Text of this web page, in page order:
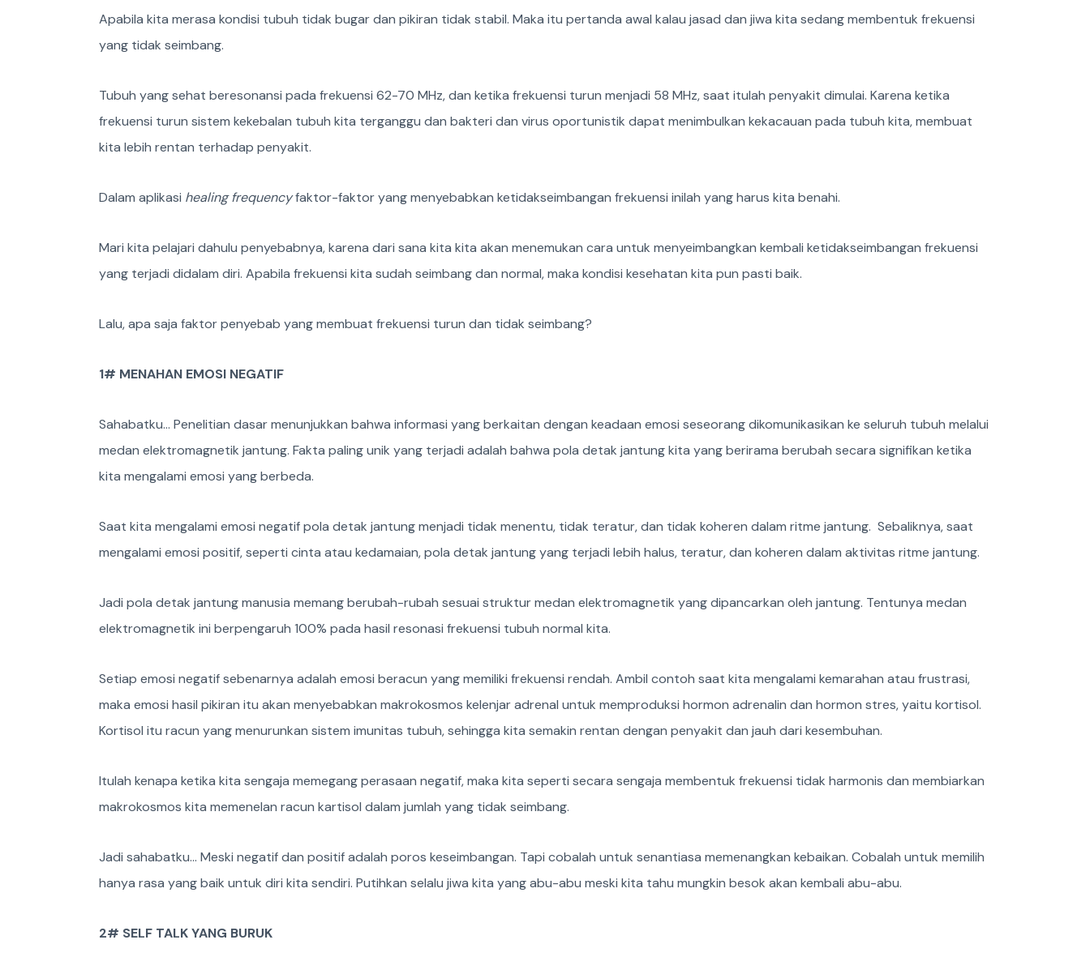
Apabila kita merasa kondisi tubuh tidak bugar dan pikiran tidak stabil. Maka itu pertanda awal kalau jasad dan jiwa kita sedang membentuk frekuensi
yang tidak seimbang.
Tubuh yang sehat beresonansi pada frekuensi 62-70 MHz, dan ketika frekuensi turun menjadi 58 MHz, saat itulah penyakit dimulai. Karena ketika
frekuensi turun sistem kekebalan tubuh kita terganggu dan bakteri dan virus oportunistik dapat menimbulkan kekacauan pada tubuh kita, membuat
kita lebih rentan terhadap penyakit.
Dalam aplikasi healing frequencyfaktor-faktor yang menyebabkan ketidakseimbangan frekuensi inilah yang harus kita benahi.
Mari kita pelajari dahulu penyebabnya, karena dari sana kita kita akan menemukan cara untuk menyeimbangkan kembali ketidakseimbangan frekuensi
yang terjadi didalam diri. Apabila frekuensi kita sudah seimbang dan normal, maka kondisi kesehatan kita pun pasti baik.
Lalu, apa saja faktor penyebab yang membuat frekuensi turun dan tidak seimbang?
1# MENAHAN EMOSI NEGATIF
Sahabatku… Penelitian dasar menunjukkan bahwa informasi yang berkaitan dengan keadaan emosi seseorang dikomunikasikan ke seluruh tubuh melalui
medan elektromagnetik jantung. Fakta paling unik yang terjadi adalah bahwa pola detak jantung kita yang berirama berubah secara signifikan ketika
kita mengalami emosi yang berbeda.
Saat kita mengalami emosi negatif pola detak jantung menjadi tidak menentu, tidak teratur, dan tidak koheren dalam ritme jantung. Sebaliknya, saat
mengalami emosi positif, seperti cinta atau kedamaian, pola detak jantung yang terjadi lebih halus, teratur, dan koheren dalam aktivitas ritme jantung.
Jadi pola detak jantung manusia memang berubah-rubah sesuai struktur medan elektromagnetik yang dipancarkan oleh jantung. Tentunya medan
elektromagnetik ini berpengaruh 100% pada hasil resonasi frekuensi tubuh normal kita.
Setiap emosi negatif sebenarnya adalah emosi beracun yang memiliki frekuensi rendah. Ambil contoh saat kita mengalami kemarahan atau frustrasi,
maka emosi hasil pikiran itu akan menyebabkan makrokosmos kelenjar adrenal untuk memproduksi hormon adrenalin dan hormon stres, yaitu kortisol.
Kortisol itu racun yang menurunkan sistem imunitas tubuh, sehingga kita semakin rentan dengan penyakit dan jauh dari kesembuhan.
Itulah kenapa ketika kita sengaja memegang perasaan negatif, maka kita seperti secara sengaja membentuk frekuensi tidak harmonis dan membiarkan
makrokosmos kita memenelan racun kartisol dalam jumlah yang tidak seimbang.
Jadi sahabatku… Meski negatif dan positif adalah poros keseimbangan. Tapi cobalah untuk senantiasa memenangkan kebaikan. Cobalah untuk memilih
hanya rasa yang baik untuk diri kita sendiri. Putihkan selalu jiwa kita yang abu-abu meski kita tahu mungkin besok akan kembali abu-abu.
2# SELF TALK YANG BURUK